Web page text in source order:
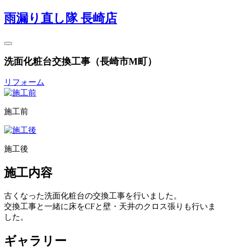
雨漏り直し隊 長崎店
洗面化粧台交換工事（長崎市M町）
リフォーム
施工前
施工後
施工内容
古くなった洗面化粧台の交換工事を行いました。
交換工事と一緒に床をCFと壁・天井のクロス張りも行いま
した。
ギャラリー